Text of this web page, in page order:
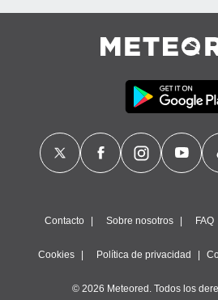
Contacto Sobre nosotros FAQ
Cookies Política de privacidad
© 2026 Meteored. Todos los